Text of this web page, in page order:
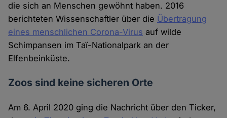
die sich an Menschen gewöhnt haben. 2016
berichteten Wissenschaftler über die Übertragung
eines menschlichen Corona-Virus auf wilde
Schimpansen im Taï-Nationalpark an der
Elfenbeinküste.
Zoos sind keine sicheren Orte
Am 6. April 2020 ging die Nachricht über den Ticker,